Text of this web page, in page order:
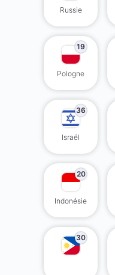
Russie
19
Pologne
36
Israël
20
Indonésie
30